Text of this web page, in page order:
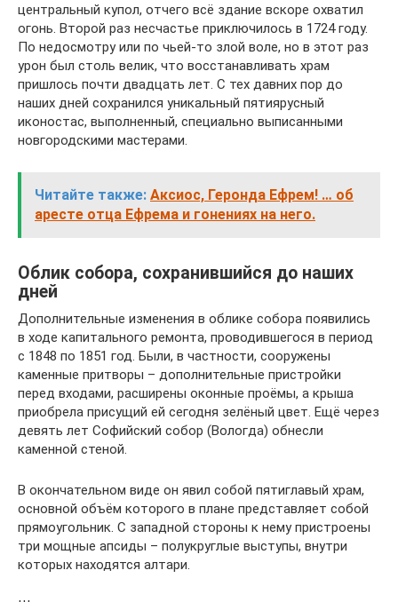
центральный купол, отчего всё здание вскоре охватил
огонь. Второй раз несчастье приключилось в 1724 году.
По недосмотру или по чьей-то злой воле, но в этот раз
урон был столь велик, что восстанавливать храм
пришлось почти двадцать лет. С тех давних пор до
наших дней сохранился уникальный пятиярусный
иконостас, выполненный, специально выписанными
новгородскими мастерами.
Читайте также: Аксиос, Геронда Ефрем! … об
аресте отца Ефрема и гонениях на него.
Облик собора, сохранившийся до наших
дней
Дополнительные изменения в облике собора появились
в ходе капитального ремонта, проводившегося в период
с 1848 по 1851 год. Были, в частности, сооружены
каменные притворы – дополнительные пристройки
перед входами, расширены оконные проёмы, а крыша
приобрела присущий ей сегодня зелёный цвет. Ещё через
девять лет Софийский собор (Вологда) обнесли
каменной стеной.
В окончательном виде он явил собой пятиглавый храм,
основной объём которого в плане представляет собой
прямоугольник. С западной стороны к нему пристроены
три мощные апсиды – полукруглые выступы, внутри
которых находятся алтари.